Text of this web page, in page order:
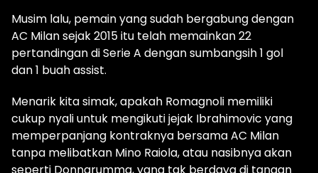
Musim lalu, pemain yang sudah bergabung dengan
AC Milan sejak 2015 itu telah memainkan 22
pertandingan di Serie A dengan sumbangsih 1 gol
dan 1 buah assist.
Menarik kita simak, apakah Romagnoli memiliki
cukup nyali untuk mengikuti jejak Ibrahimovic yang
memperpanjang kontraknya bersama AC Milan
tanpa melibatkan Mino Raiola, atau nasibnya akan